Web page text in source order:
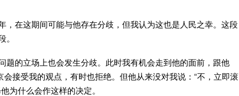
，在这期间可能与他存在分歧，但我认为这也是人民之幸。这段
。
题的立场上也会发生分歧。此时我有机会走到他的面前，跟他
会接受我的观点，有时也拒绝。但他从来没对我说：“不，立即滚
为什么会作这样的决定。